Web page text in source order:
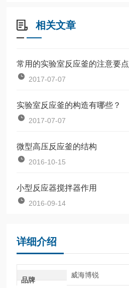
相关文章
常用的实验室反应釜的注意要点
2017-07-07
实验室反应釜的构造有哪些？
2017-07-07
微型高压反应釜的结构
2016-10-15
小型反应器搅拌器作用
2016-09-14
详细介绍
品牌
威海博锐